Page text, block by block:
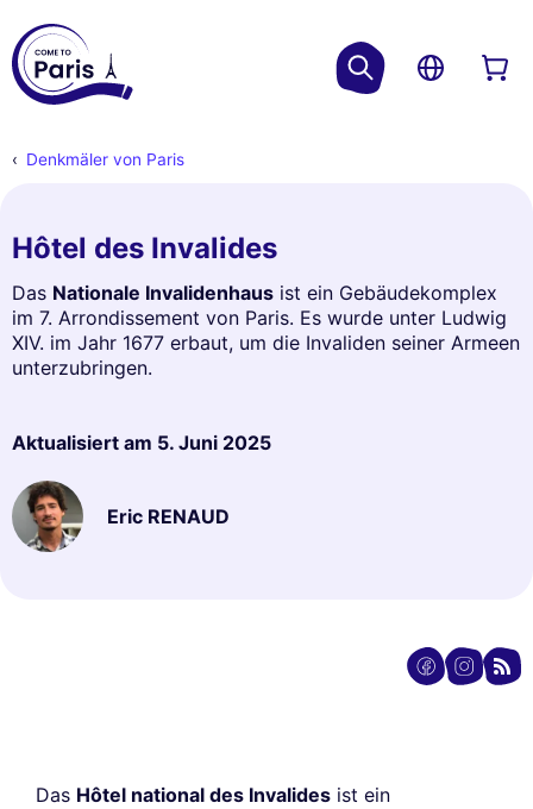
Denkmäler von Paris
Hôtel des Invalides
Das Nationale Invalidenhaus ist ein Gebäudekomplex
im 7. Arrondissement von Paris. Es wurde unter Ludwig
XIV. im Jahr 1677 erbaut, um die Invaliden seiner Armeen
unterzubringen.
Aktualisiert am 5. Juni 2025
Eric RENAUD
Das Hôtel national des Invalides ist ein